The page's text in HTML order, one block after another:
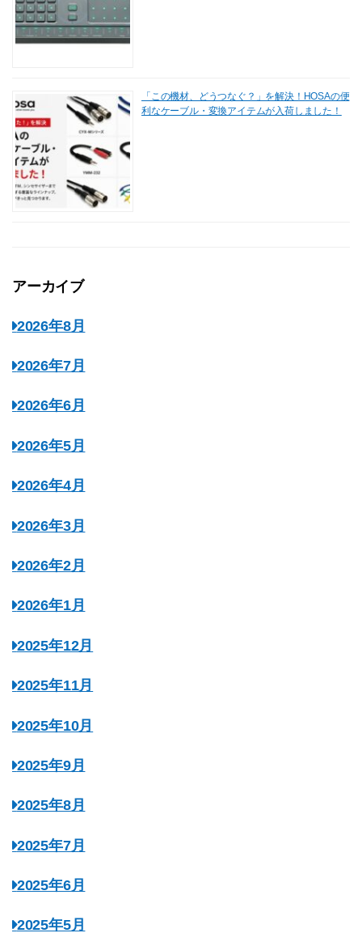
「この機材、どうつなぐ？」を解決！HOSAの便
利なケーブル・変換アイテムが入荷しました！
アーカイブ
2026年8月
2026年7月
2026年6月
2026年5月
2026年4月
2026年3月
2026年2月
2026年1月
2025年12月
2025年11月
2025年10月
2025年9月
2025年8月
2025年7月
2025年6月
2025年5月